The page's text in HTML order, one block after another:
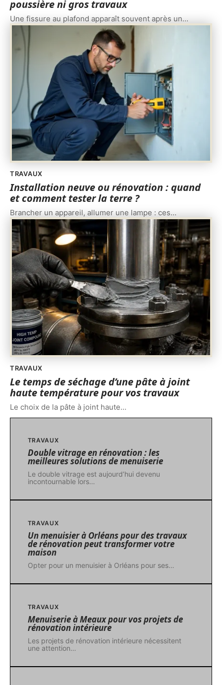
poussière ni gros travaux
Une fissure au plafond apparaît souvent après un…
TRAVAUX
Installation neuve ou rénovation : quand
et comment tester la terre ?
Brancher un appareil, allumer une lampe : ces…
TRAVAUX
Le temps de séchage d’une pâte à joint
haute température pour vos travaux
Le choix de la pâte à joint haute…
TRAVAUX
Double vitrage en rénovation : les
meilleures solutions de menuiserie
Le double vitrage est aujourd’hui devenu
incontournable lors…
TRAVAUX
Un menuisier à Orléans pour des travaux
de rénovation peut transformer votre
maison
Opter pour un menuisier à Orléans pour ses…
TRAVAUX
Menuiserie à Meaux pour vos projets de
rénovation intérieure
Les projets de rénovation intérieure nécessitent
une attention…